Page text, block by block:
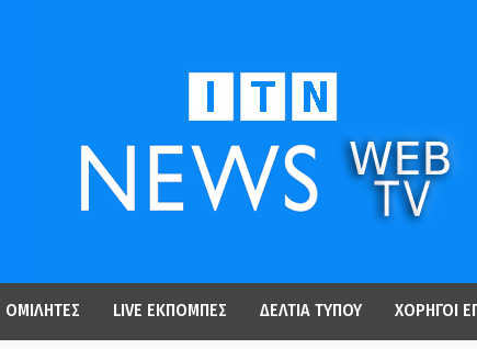
ΟΜΙΛΗΤΕΣ LIVE ΕΚΠΟΜΠΕΣ ΔΕΛΤΙΑ ΤΥΠΟΥ ΧΟΡΗΓΟΙ